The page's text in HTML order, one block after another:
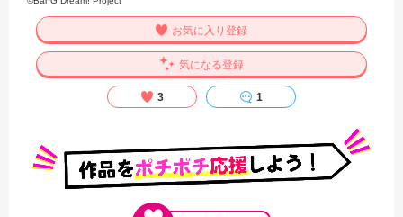
お気に入り登録
気になる登録
3 1